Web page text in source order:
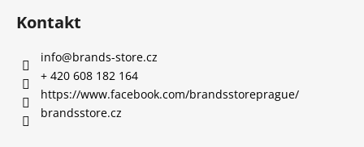
Kontakt
info@brands-store.cz
+ 420 608 182 164
https://www.facebook.com/brandsstoreprague/
brandsstore.cz